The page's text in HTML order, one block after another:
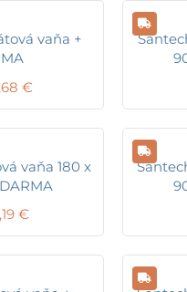
vaňa +
€Price
range:
318,16 €
4405,68 €
vaňa 180 x
€Price
range:
432,19 €